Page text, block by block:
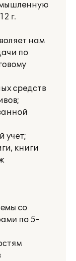
г.
нам
по
средств
учет;
книги
со
по 5-